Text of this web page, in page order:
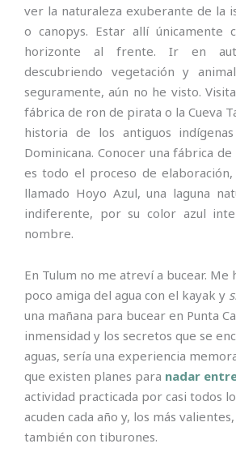
ver la naturaleza exuberante de la
o canopys. Estar allí únicamente
horizonte al frente. Ir en
descubriendo vegetación y
seguramente, aún no he visto.
fábrica de ron de pirata o la Cueva
historia de los antiguos
Dominicana. Conocer una fábrica
es todo el proceso de
llamado Hoyo Azul, una laguna
indiferente, por su color azul
nombre.
En Tulum no me atreví a bucear. Me
poco amiga del agua con el kayak y
una mañana para bucear en Punta
inmensidad y los secretos que se
aguas, sería una experiencia
que existen planes para nadar
actividad practicada por casi todos
acuden cada año y, los más
también con tiburones.